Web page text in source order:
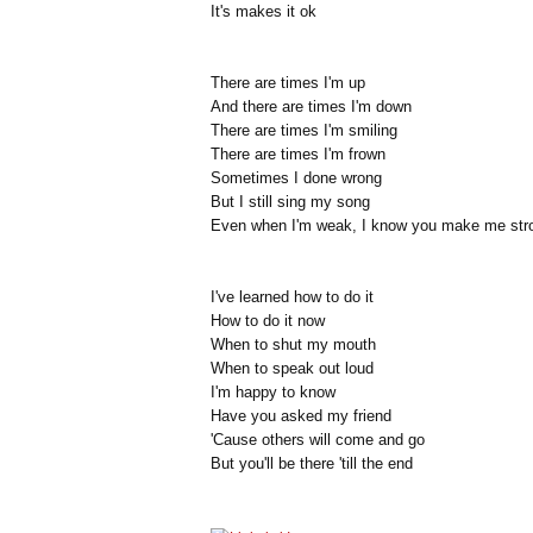
It's makes it ok
There are times I'm up
And there are times I'm down
There are times I'm smiling
There are times I'm frown
Sometimes I done wrong
But I still sing my song
Even when I'm weak, I know you make me
I've learned how to do it
How to do it now
When to shut my mouth
When to speak out loud
I'm happy to know
Have you asked my friend
'Cause others will come and go
But you'll be there 'till the end